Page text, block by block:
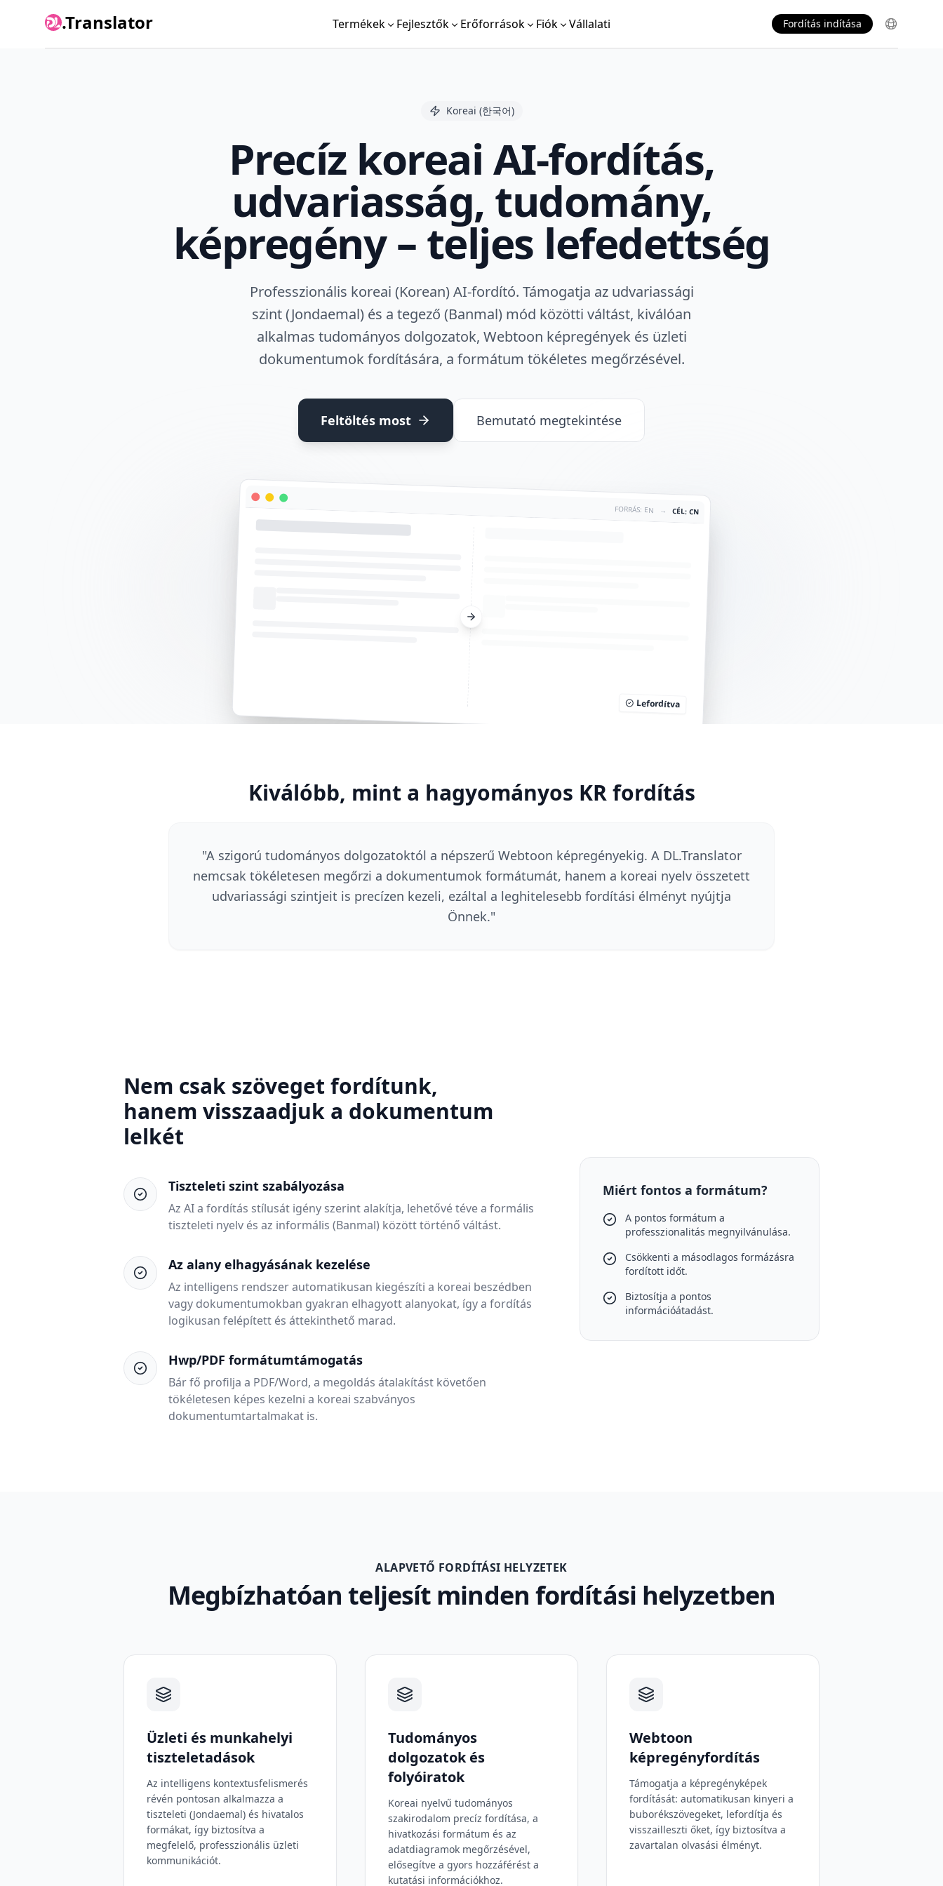
.Translator Termékek Fejlesztők Erőforrások Fiók Vállalati Fordítás indítása
Koreai (한국어)
Precíz koreai AI-fordítás,
udvariasság, tudomány,
képregény – teljes lefedettség
Professzionális koreai (Korean) AI-fordító. Támogatja az udvariassági
szint (Jondaemal) és a tegező (Banmal) mód közötti váltást, kiválóan
alkalmas tudományos dolgozatok, Webtoon képregények és üzleti
dokumentumok fordítására, a formátum tökéletes megőrzésével.
Feltöltés most Bemutató megtekintése
FORRÁS: EN → CÉL: CN
Lefordítva
Kiválóbb, mint a hagyományos KR fordítás
"A szigorú tudományos dolgozatoktól a népszerű Webtoon képregényekig. A DL.Translator
nemcsak tökéletesen megőrzi a dokumentumok formátumát, hanem a koreai nyelv összetett
udvariassági szintjeit is precízen kezeli, ezáltal a leghitelesebb fordítási élményt nyújtja
Önnek."
Nem csak szöveget fordítunk,
hanem visszaadjuk a dokumentum
lelkét
Tiszteleti szint szabályozása
Az AI a fordítás stílusát igény szerint alakítja, lehetővé téve a formális
tiszteleti nyelv és az informális (Banmal) között történő váltást.
Az alany elhagyásának kezelése
Az intelligens rendszer automatikusan kiegészíti a koreai beszédben
vagy dokumentumokban gyakran elhagyott alanyokat, így a fordítás
logikusan felépített és áttekinthető marad.
Hwp/PDF formátumtámogatás
Bár fő profilja a PDF/Word, a megoldás átalakítást követően
tökéletesen képes kezelni a koreai szabványos
dokumentumtartalmakat is.
Miért fontos a formátum?
A pontos formátum a
professzionalitás megnyilvánulása.
Csökkenti a másodlagos formázásra
fordított időt.
Biztosítja a pontos
információátadást.
ALAPVETŐ FORDÍTÁSI HELYZETEK
Megbízhatóan teljesít minden fordítási helyzetben
Üzleti és munkahelyi
tiszteletadások
Az intelligens kontextusfelismerés
révén pontosan alkalmazza a
tiszteleti (Jondaemal) és hivatalos
formákat, így biztosítva a
megfelelő, professzionális üzleti
kommunikációt.
Tudományos
dolgozatok és
folyóiratok
Koreai nyelvű tudományos
szakirodalom precíz fordítása, a
hivatkozási formátum és az
adatdiagramok megőrzésével,
elősegítve a gyors hozzáférést a
kutatási információkhoz.
Webtoon
képregényfordítás
Támogatja a képregényképek
fordítását: automatikusan kinyeri a
buborékszövegeket, lefordítja és
visszailleszti őket, így biztosítva a
zavartalan olvasási élményt.